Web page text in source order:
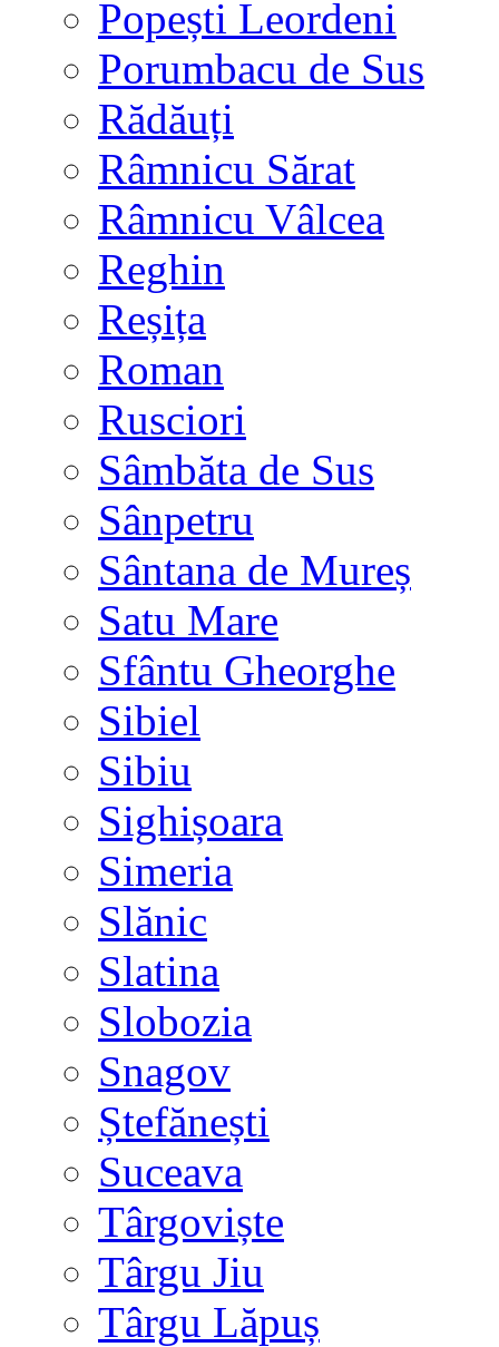
Popești Leordeni
Porumbacu de Sus
Rădăuți
Râmnicu Sărat
Râmnicu Vâlcea
Reghin
Reșița
Roman
Rusciori
Sâmbăta de Sus
Sânpetru
Sântana de Mureș
Satu Mare
Sfântu Gheorghe
Sibiel
Sibiu
Sighișoara
Simeria
Slănic
Slatina
Slobozia
Snagov
Ștefănești
Suceava
Târgoviște
Târgu Jiu
Târgu Lăpuș